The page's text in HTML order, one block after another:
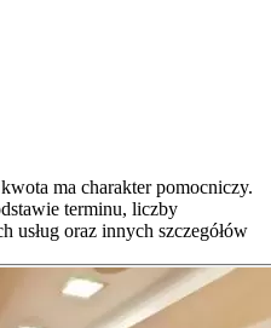
ma charakter pomocniczy.
terminu, liczby
usług oraz innych szczegółów